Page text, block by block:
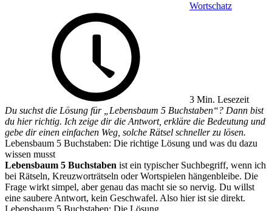
Wortschatz
3 Min. Lesezeit
Du suchst die Lösung für „Lebensbaum 5 Buchstaben“? Dann bist
du hier richtig. Ich zeige dir die Antwort, erkläre die Bedeutung und
gebe dir einen einfachen Weg, solche Rätsel schneller zu lösen.
Lebensbaum 5 Buchstaben: Die richtige Lösung und was du dazu
wissen musst
Lebensbaum 5 Buchstaben ist ein typischer Suchbegriff, wenn ich
bei Rätseln, Kreuzworträtseln oder Wortspielen hängenbleibe. Die
Frage wirkt simpel, aber genau das macht sie so nervig. Du willst
eine saubere Antwort, kein Geschwafel. Also hier ist sie direkt.
Lebensbaum 5 Buchstaben: Die Lösung